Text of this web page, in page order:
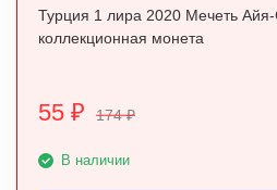
Турция 1 лира 2020 Мечеть
коллекционная монета
55 ₽ 174₽
В наличии